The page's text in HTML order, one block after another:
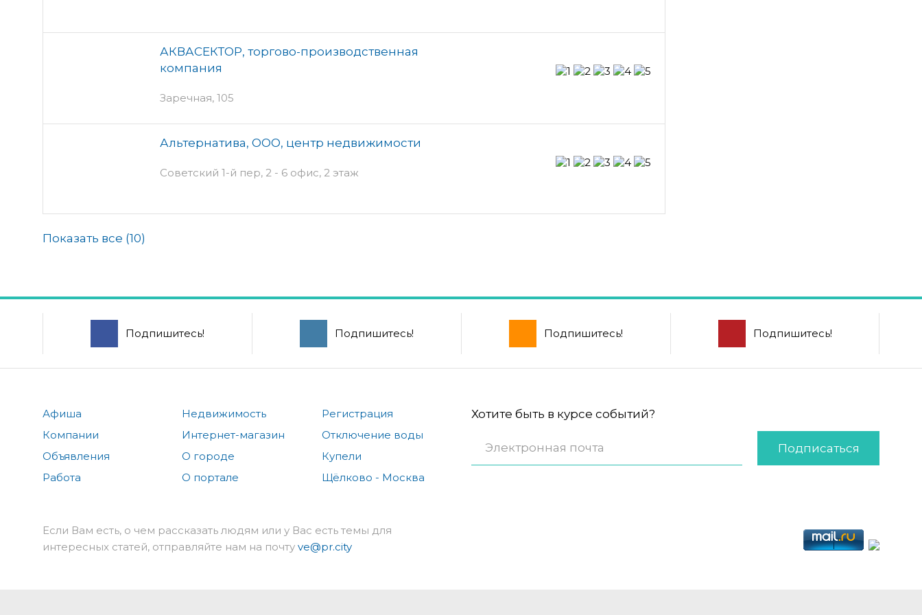
АКВАСЕКТОР, торгово-производственная
компания
Заречная, 105
Альтернатива, ООО, центр недвижимости
Советский 1-й пер, 2 - 6 офис, 2 этаж
Показать все (10)
Подпишитесь! Подпишитесь! Подпишитесь! Подпишитесь!
Афиша
Компании
Объявления
Работа
Недвижимость
Интернет-магазин
О городе
О портале
Регистрация
Отключение воды
Купели
Щёлково - Москва
Хотите быть в курсе событий?
Подписаться
Если Вам есть, о чем рассказать людям или у Вас есть темы для
интересных статей, отправляйте нам на почту ve@pr.city